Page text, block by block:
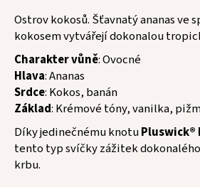
Ostrov kokosů. Šťavnatý ananas ve
kokosem vytvářejí dokonalou
Charakter vůně: Ovocné
Hlava: Ananas
Srdce: Kokos, banán
Základ: Krémové tóny, vanilka,
Díky jedinečnému knotu
tento typ svíčky zážitek
krbu.
HLEDAT
D
p
o
r